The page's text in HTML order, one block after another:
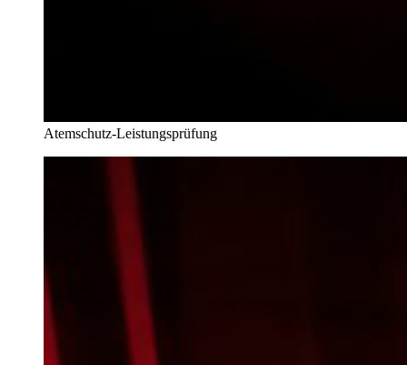
Atemschutz-Leistungsprüfung